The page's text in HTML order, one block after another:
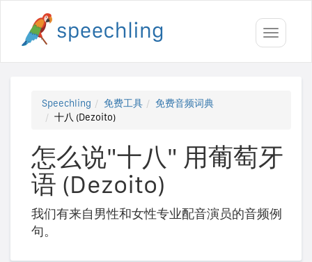
Toggle
Speechling 免费工具
免费音频词典
十八 (Dezoito)
怎么说"十八" 用葡萄牙
语 (Dezoito)
我们有来自男性和女性专业配音演员的音频例
句。